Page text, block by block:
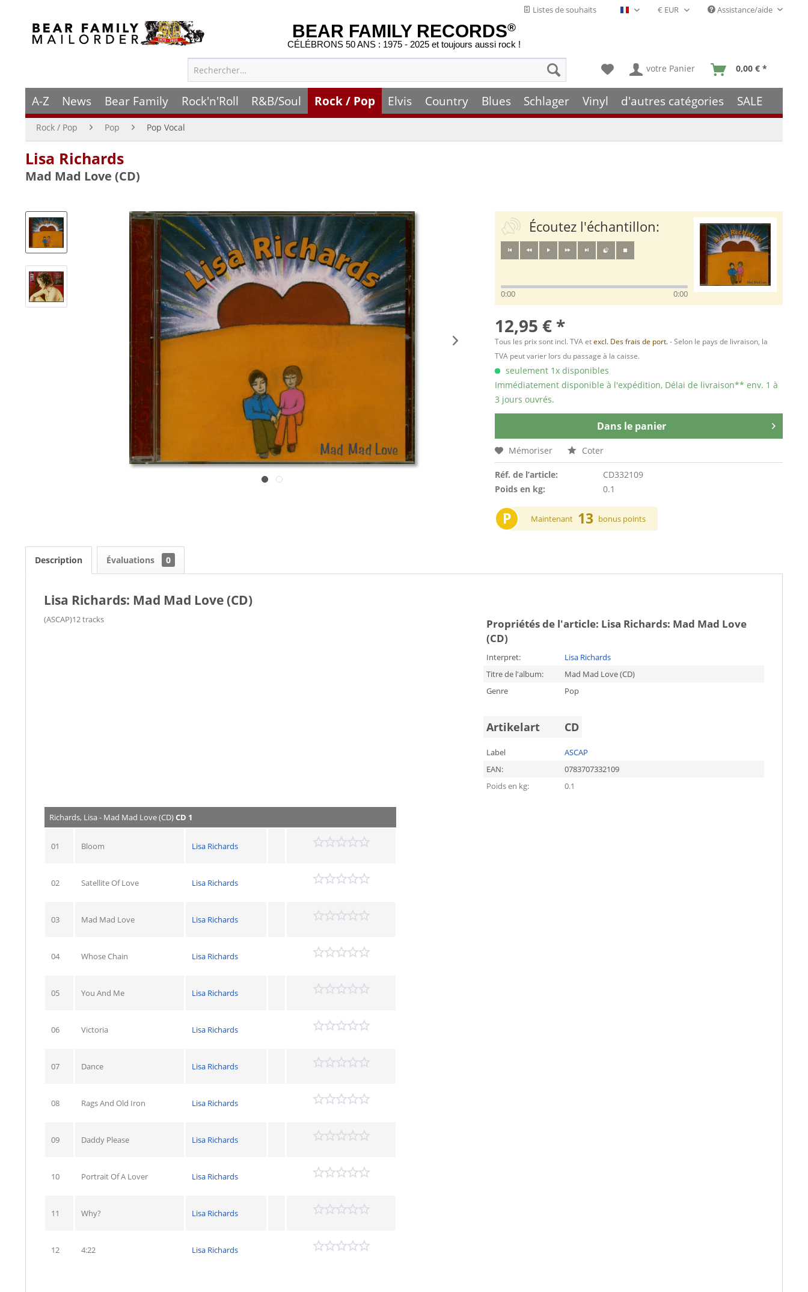
Listes de souhaits Français- FR Assistance/aide
BEAR FAMILY RECORDS®
CÉLÉBRONS 50 ANS : 1975 - 2025 et toujours aussi rock !
votre Panier 0,00 € *
A-Z News Bear Family Rock'n'Roll R&B/Soul Rock / Pop Elvis Country Blues Schlager Vinyl d'autres catégories SALE
Rock / Pop Pop Pop Vocal
Lisa Richards
Mad Mad Love (CD)
Écoutez l'échantillon:
0:00 0:00
12,95 € *
Tous les prix sont incl. TVA etexcl. Des frais de port.- Selon le pays de livraison, la
TVA peut varier lors du passage à la caisse.
seulement 1x disponibles
Immédiatement disponible à l'expédition, Délai de livraison** env. 1 à
3 jours ouvrés.
Dans le panier
Mémoriser Coter
Réf. de l’article:
CD332109
Poids en kg:
0.1
P Maintenant 13 bonus points
Description Évaluations 0
Lisa Richards: Mad Mad Love (CD)
(ASCAP)12 tracks Propriétés de l'article: Lisa Richards: Mad Mad Love
(CD)
Interpret:
Lisa Richards
Titre de l'album:
Mad Mad Love (CD)
Genre
Pop
Artikelart CD
Label
ASCAP
EAN:
0783707332109
Poids en kg:
0.1
Richards, Lisa - Mad Mad Love (CD)CD 1
01 Bloom Lisa Richards
02 Satellite Of Love Lisa Richards
03 Mad Mad Love Lisa Richards
04 Whose Chain Lisa Richards
05 You And Me Lisa Richards
06 Victoria Lisa Richards
07 Dance Lisa Richards
08 Rags And Old Iron Lisa Richards
09 Daddy Please Lisa Richards
10 Portrait Of A Lover Lisa Richards
11 Why? Lisa Richards
12 4:22 Lisa Richards